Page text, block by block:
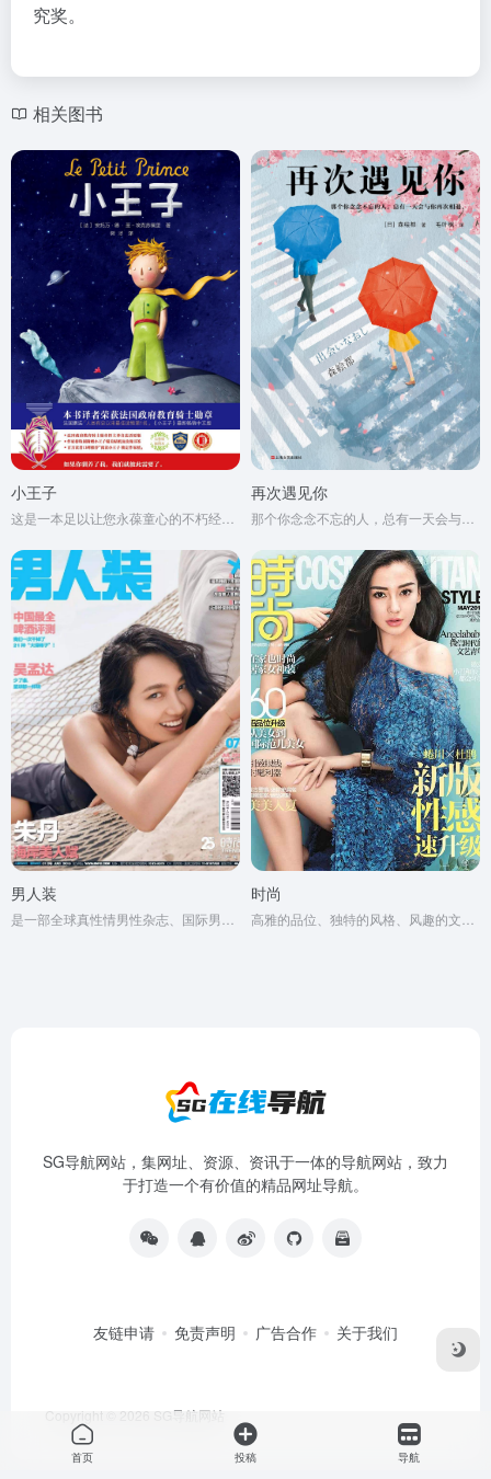
究奖。
相关图书
小王子
这是一本足以让您永葆童心的不朽经典，被全球亿万读者誉为人生必读书。
再次遇见你
那个你念念不忘的人，总有一天会与你再次相遇。
男人装 时尚
SG导航网站，集网址、资源、资讯于一体的导航网站，致力
于打造一个有价值的精品网址导航。
友链申请 免责声明 广告合作 关于我们
Copyright © 2026 SG导航网站
首页 投稿 导航